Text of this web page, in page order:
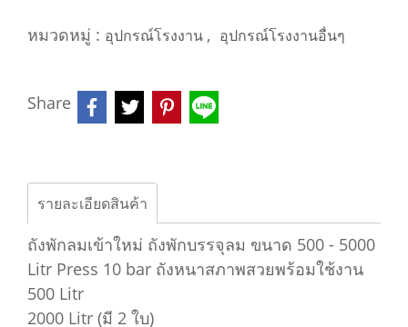
หมวดหมู่ : อุปกรณ์โรงงาน , อุปกรณ์โรงงานอื่นๆ
Share
รายละเอียดสินค้า
ถังพักลมเข้าใหม่ ถังพักบรรจุลม ขนาด 500 - 5000
Litr Press 10 bar ถังหนาสภาพสวยพร้อมใช้งาน
500 Litr
2000 Litr (มี 2 ใบ)